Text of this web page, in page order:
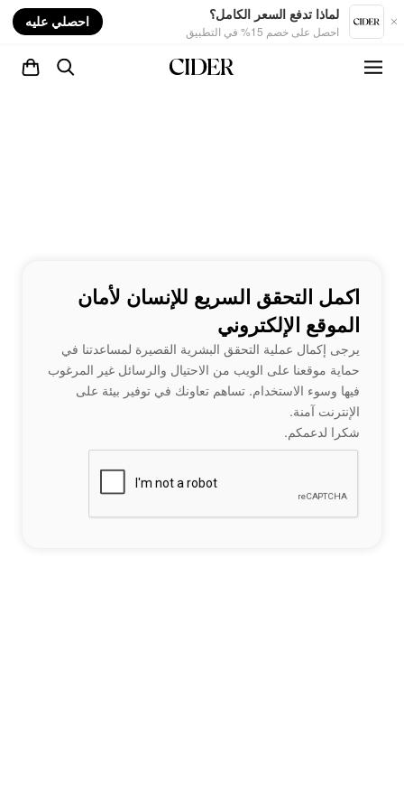
لماذا تدفع السعر الكامل؟
احصل على خصم 15% في التطبيق
احصلي عليه
اكمل التحقق السريع للإنسان لأمان
الموقع الإلكتروني
يرجى إكمال عملية التحقق البشرية القصيرة لمساعدتنا في
حماية موقعنا على الويب من الاحتيال والرسائل غير المرغوب
فيها وسوء الاستخدام. تساهم تعاونك في توفير بيئة على
الإنترنت آمنة.
شكرا لدعمكم.